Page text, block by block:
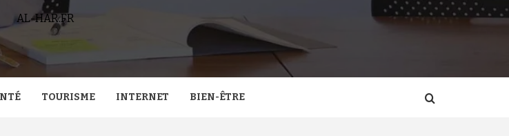
AL-HAR.FR
TOURISME INTERNET BIEN-ÊTRE